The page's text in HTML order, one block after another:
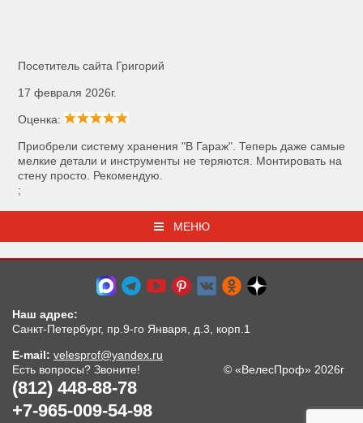
Посетитель сайта Григорий
17 февраля 2026г.
Оценка:
Приобрели систему хранения "В Гараж". Теперь даже самые
мелкие детали и инструменты не теряются. Монтировать на
стену просто. Рекомендую.
;
МЕНЮ
Наш адрес:
Санкт-Петербург, пр.9-го Января, д.3, корп.1
E-mail: velesprof@yandex.ru
Есть вопросы? Звоните!
(812) 448-88-78
+7-965-009-54-98
© «ВелесПроф» 2026г